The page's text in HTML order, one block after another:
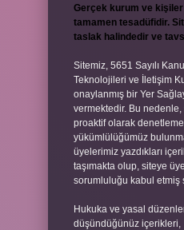
Gerçek kurum ve
tamamen tesadüfidir.
taslak halindedir ve
Sitemiz, 5651 Sayılı
Teknolojileri ve İletişim
onaylanmış bir Yer
vermektedir. Bu
proaktif olarak
yükümlülüğümüz
üyelerimiz yazdıkları
taşımakta olup, siteye
sorumluluğu kabul etmiş
Hukuka ve yasal
düşündüğünüz içerikleri,